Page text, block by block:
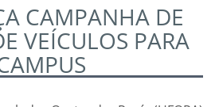
CAMPANHA DE
VEÍCULOS PARA